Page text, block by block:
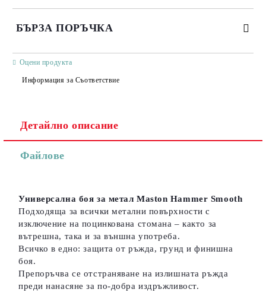
БЪРЗА ПОРЪЧКА
Оцени продукта
Информация за Съответствие
Детайлно описание
Файлове
Универсална боя за метал Maston Hammer Smooth
Подходяща за всички метални повърхности с
изключение на поцинкована стомана – както за
вътрешна, така и за външна употреба.
Всичко в едно: защита от ръжда, грунд и финишна
боя.
Препоръчва се отстраняване на излишната ръжда
преди нанасяне за по-добра издръжливост.